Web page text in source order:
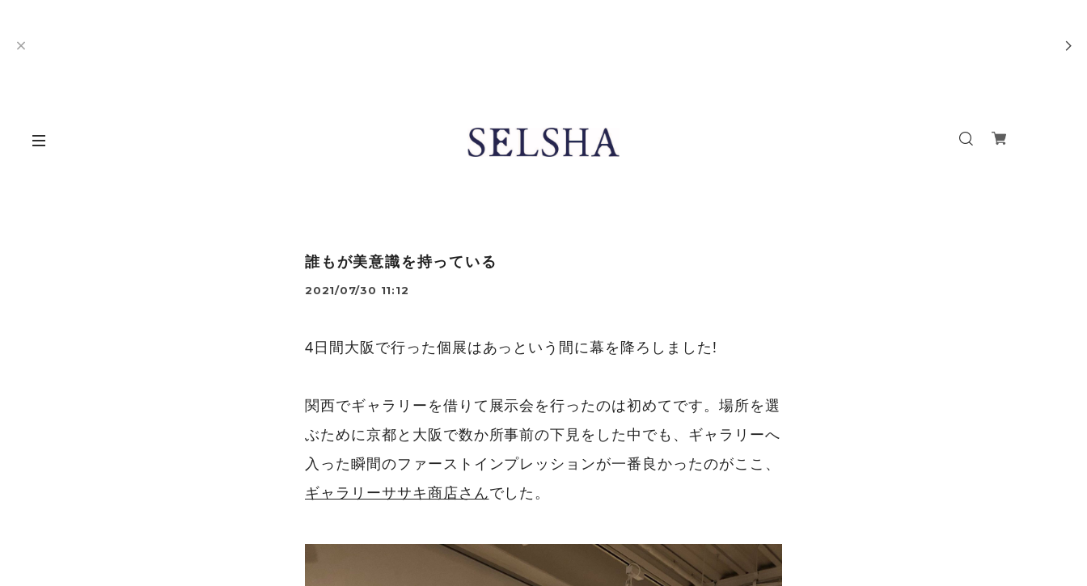
誰もが美意識を持っている
2021/07/30 11:12
4日間大阪で行った個展はあっという間に幕を降ろしました!
関西でギャラリーを借りて展示会を行ったのは初めてです。場所を選
ぶために京都と大阪で数か所事前の下見をした中でも、ギャラリーへ
入った瞬間のファーストインプレッションが一番良かったのがここ、
ギャラリーササキ商店さんでした。